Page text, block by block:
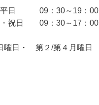
日 09：30～19：00
09：30～17：00
・ 第２/第４月曜日